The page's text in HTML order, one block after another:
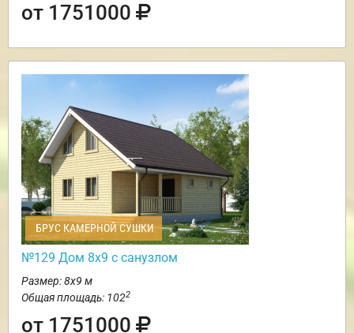
от 1751000
БРУС КАМЕРНОЙ СУШКИ
№129 Дом 8х9 с санузлом
Размер: 8х9 м
Общая площадь: 1022
от 1751000